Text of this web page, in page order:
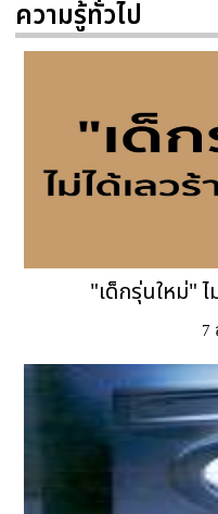
ความรู้ทั่วไป
"เด็กรุ่นใหม่" ไ
7